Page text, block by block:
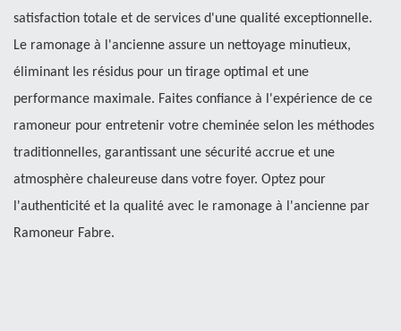
satisfaction totale et de services d'une qualité exceptionnelle.
Le ramonage à l'ancienne assure un nettoyage minutieux,
éliminant les résidus pour un tirage optimal et une
performance maximale. Faites confiance à l'expérience de ce
ramoneur pour entretenir votre cheminée selon les méthodes
traditionnelles, garantissant une sécurité accrue et une
atmosphère chaleureuse dans votre foyer. Optez pour
l'authenticité et la qualité avec le ramonage à l'ancienne par
Ramoneur Fabre.